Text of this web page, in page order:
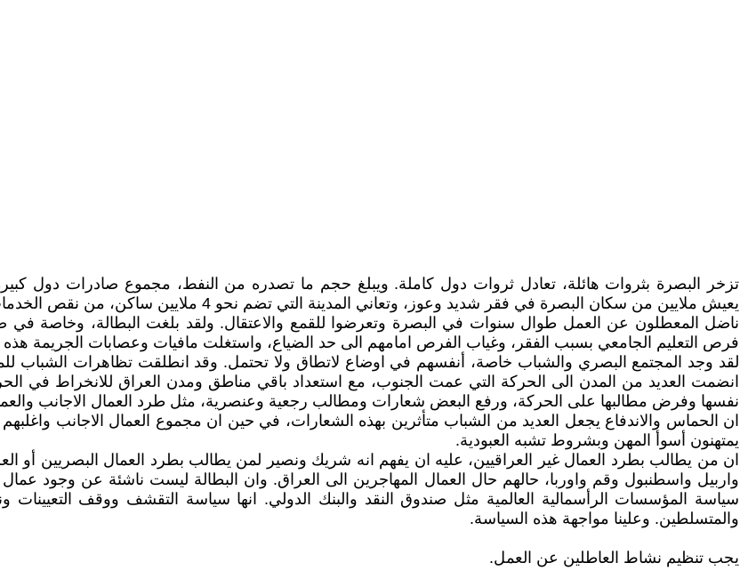
تزخر البصرة بثروات هائلة، تعادل ثروات دول كاملة. ويبلغ حجم ما تصدره من النفط، مجموع صادرات دول كبيرة،
يعيش ملايين من سكان البصرة في فقر شديد وعوز، وتعاني المدينة التي تضم نحو 4 ملايين ساكن، من نقص الخدمات الاساسية، بل حتى الماء الصالح للشرب.
ناضل المعطلون عن العمل طوال سنوات في البصرة وتعرضوا للقمع والاعتقال. ولقد بلغت البطالة، وخاصة
فرص التعليم الجامعي بسبب الفقر، وغياب الفرص امامهم الى حد الضياع، واستغلت مافيات وعصابات الجريمة
لقد وجد المجتمع البصري والشباب خاصة، أنفسهم في اوضاع لاتطاق ولا تحتمل. وقد انطلقت تظاهرات الشباب
انضمت العديد من المدن الى الحركة التي عمت الجنوب، مع استعداد باقي مناطق ومدن العراق للانخراط في
نفسها وفرض مطالبها على الحركة، ورفع البعض شعارات ومطالب رجعية وعنصرية، مثل طرد العمال الاجانب
ان الحماس والاندفاع يجعل العديد من الشباب متأثرين بهذه الشعارات، في حين ان مجموع العمال الاجانب
يمتهنون أسوأ المهن وبشروط تشبه العبودية.
ان من يطالب بطرد العمال غير العراقيين، عليه ان يفهم انه شريك ونصير لمن يطالب بطرد العمال البصريين أو
واربيل واسطنبول وقم واوربا، حالهم حال العمال المهاجرين الى العراق. وان البطالة ليست ناشئة عن
سياسة المؤسسات الرأسمالية العالمية مثل صندوق النقد والبنك الدولي. انها سياسة التقشف ووقف
والمتسلطين. وعلينا مواجهة هذه السياسة.
يجب تنظيم نشاط العاطلين عن العمل.